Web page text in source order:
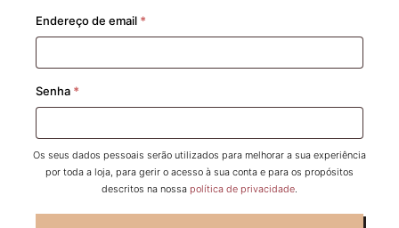
Endereço de email *Obrigatório
Senha *Obrigatório
Os seus dados pessoais serão utilizados para melhorar a sua experiência
por toda a loja, para gerir o acesso à sua conta e para os propósitos
descritos na nossa política de privacidade.